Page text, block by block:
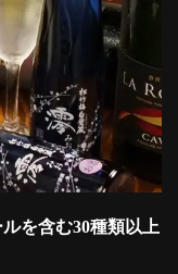
を含む30種類以上